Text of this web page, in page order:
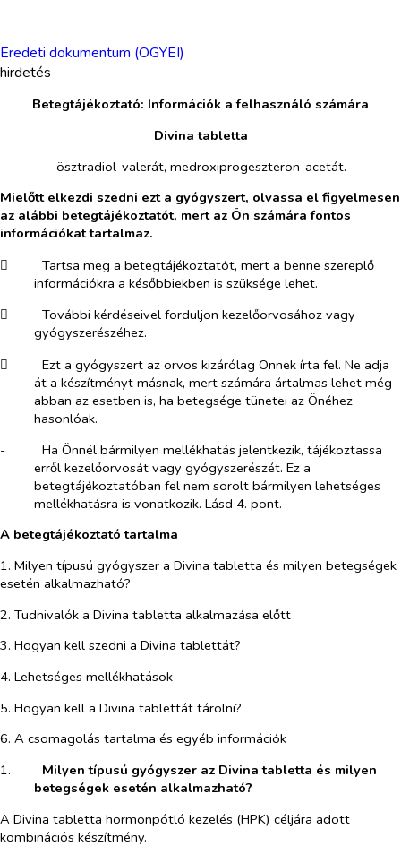
Eredeti dokumentum (OGYEI)
hirdetés
Betegtájékoztató: Információk a felhasználó számára
Divina tabletta
ösztradiol-valerát, medroxiprogeszteron-acetát.
Mielőtt elkezdi szedni ezt a gyógyszert, olvassa el figyelmesen
az alábbi betegtájékoztatót, mert az Ön számára fontos
információkat tartalmaz.
​
Tartsa meg a betegtájékoztatót, mert a benne szereplő
információkra a későbbiekben is szüksége lehet.
​
További kérdéseivel forduljon kezelőorvosához vagy
gyógyszerészéhez.
​
Ezt a gyógyszert az orvos kizárólag Önnek írta fel. Ne adja
át a készítményt másnak, mert számára ártalmas lehet még
abban az esetben is, ha betegsége tünetei az Önéhez
hasonlóak.
-​
Ha Önnél bármilyen mellékhatás jelentkezik, tájékoztassa
erről kezelőorvosát vagy gyógyszerészét. Ez a
betegtájékoztatóban fel nem sorolt bármilyen lehetséges
mellékhatásra is vonatkozik. Lásd 4. pont.
A betegtájékoztató tartalma
1. Milyen típusú gyógyszer a Divina tabletta és milyen betegségek
esetén alkalmazható?
2. Tudnivalók a Divina tabletta alkalmazása előtt
3. Hogyan kell szedni a Divina tablettát?
4. Lehetséges mellékhatások
5. Hogyan kell a Divina tablettát tárolni?
6. A csomagolás tartalma és egyéb információk
1.​
Milyen típusú gyógyszer az Divina tabletta és milyen
betegségek esetén alkalmazható?
A Divina tabletta hormonpótló kezelés (HPK) céljára adott
kombinációs készítmény.